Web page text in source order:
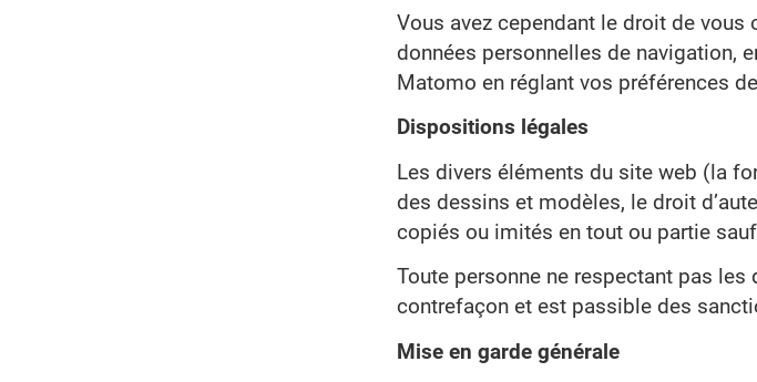
Vous avez cependant le droit de
données personnelles de navigation,
Matomo en réglant vos préférences
Dispositions légales
Les divers éléments du site web (la
des dessins et modèles, le droit
copiés ou imités en tout ou partie
Toute personne ne respectant pas
contrefaçon et est passible des
Mise en garde générale